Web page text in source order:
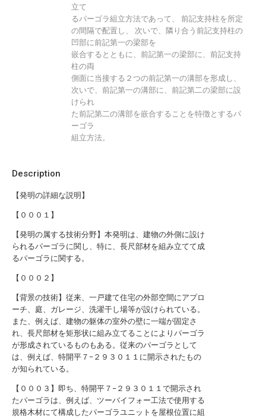
Description
【発明の詳細な説明】
【０００１】
【発明の属する技術分野】本発明は、建物の外側に設け
られるパーゴラに関し、特に、長尺部材を組み立てて成
るパーゴラに関する。
【０００２】
【背景の技術】従来、一戸建て住宅の外部空間にアプロ
ーチ、庭、ガレージ、洗濯干し場等が設けられている。
また、例えば、建物の躯体の室外の壁に一端が固定さ
れ、長尺部材を矩形状に組み立てることによりパーゴラ
が形成されているものもある。従来のパーゴラとして
は、例えば、特開平７−２９３０１１に開示されたもの
が知られている。
【０００３】即ち、特開平７−２９３０１１で開示され
たパーゴラは、例えば、ツーバイフォー工法で使用する
規格木材にて構成したパーゴラユニットを屋根位置に組
立て
るパーゴラ組立方法であって、 前記支持柱を所定
の間隔で配置し、 次いで、隣り合う前記支持柱の
凹部に前記第一の梁部を
嵌合するとともに、前記第一の梁部に、前記支持
柱の両
側面に当接する２つの前記第一の溝部を形成し、
次いで、前記第一の溝部に、前記第二の梁部に設
けられ
た前記第二の溝部を嵌合することを特徴とするパ
ーゴラ
組立方法。